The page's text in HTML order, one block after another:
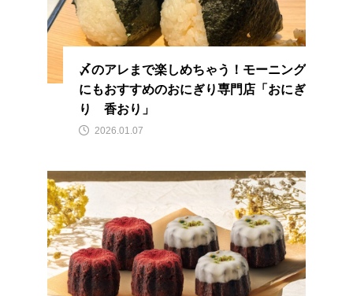
〆のアレまで楽しめちゃう！モーニング
にもおすすめのおにぎり専門店「おにぎ
り 香おり」
2026.01.07